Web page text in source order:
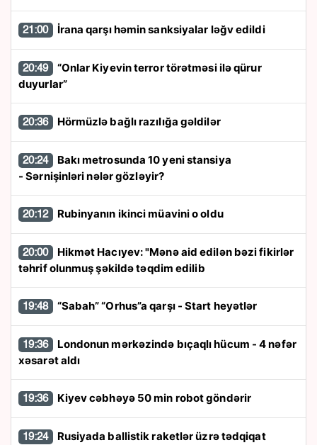
21:00 İrana qarşı həmin sanksiyalar ləğv edildi
20:49
duyurlar”
20:36 Hörmüzlə bağlı razılığa gəldilər
20:24
- Sərnişinləri nələr gözləyir?
20:12 Rubinyanın ikinci müavini o oldu
20:00
təhrif olunmuş şəkildə təqdim edilib
19:48 “Sabah” “Orhus”a qarşı - Start heyətlər
19:36
xəsarət aldı
19:36 Kiyev cəbhəyə 50 min robot göndərir
19:24